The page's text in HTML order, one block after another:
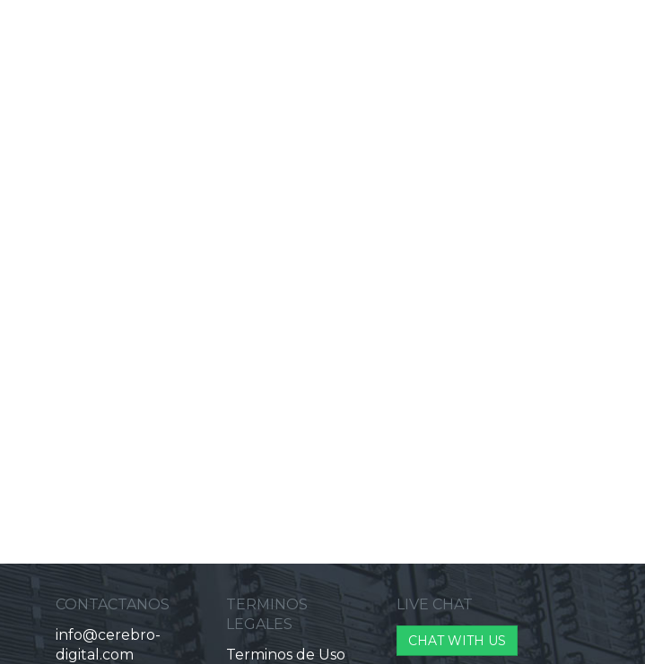
CONTACTANOS
info@cerebro-
digital.com
TERMINOS
LEGALES
Terminos de Uso
LIVE CHAT
CHAT WITH US